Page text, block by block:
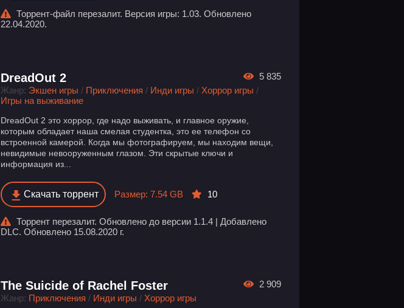
Торрент-файл перезалит. Версия игры: 1.03. Обновлено
22.04.2020.
DreadOut 2
Жанр: Экшен игры / Приключения / Инди игры / Хоррор игры /
Игры на выживание
DreadOut 2 это хоррор, где надо выживать, и главное оружие,
которым обладает наша смелая студентка, это ее телефон со
встроенной камерой. Когда мы фотографируем, мы находим вещи,
невидимые невооруженным глазом. Эти скрытые ключи и
информация из...
Скачать торрент Размер: 7.54 GB 10
Торрент перезалит. Обновлено до версии 1.1.4 | Добавлено
DLC. Обновлено 15.08.2020 г.
5 835
The Suicide of Rachel Foster
Жанр: Приключения / Инди игры / Хоррор игры
2 909